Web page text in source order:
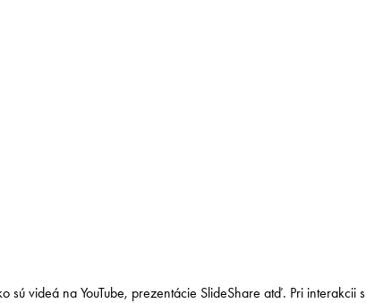
videá na YouTube, prezentácie SlideShare atď. Pri interakcii s